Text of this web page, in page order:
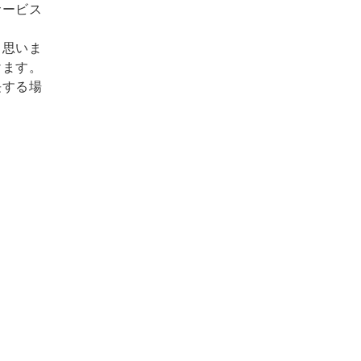
ビス
いま
す。
る場